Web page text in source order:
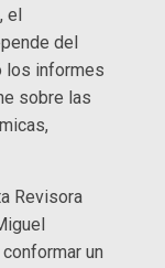
el
del
los informes
sobre las
Revisora
un